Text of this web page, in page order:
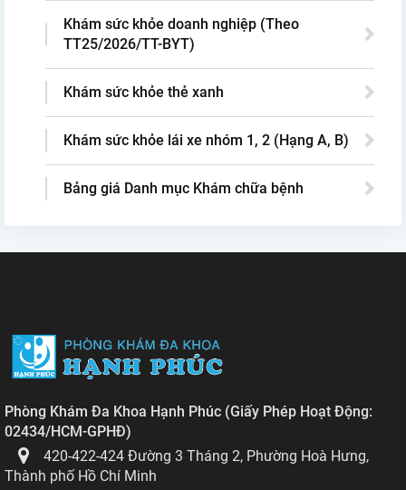
Khám sức khỏe doanh nghiệp (Theo
TT25/2026/TT-BYT)
Khám sức khỏe thẻ xanh
Khám sức khỏe lái xe nhóm 1, 2 (Hạng A, B)
Bảng giá Danh mục Khám chữa bệnh
Phòng Khám Đa Khoa Hạnh Phúc (Giấy Phép Hoạt Động:
02434/HCM-GPHĐ)
420-422-424 Đường 3 Tháng 2, Phường Hoà Hưng,
Thành phố Hồ Chí Minh